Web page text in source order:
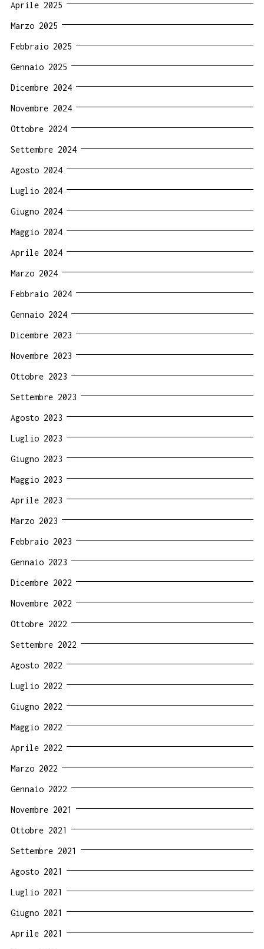
Aprile 2025
Marzo 2025
Febbraio 2025
Gennaio 2025
Dicembre 2024
Novembre 2024
Ottobre 2024
Settembre 2024
Agosto 2024
Luglio 2024
Giugno 2024
Maggio 2024
Aprile 2024
Marzo 2024
Febbraio 2024
Gennaio 2024
Dicembre 2023
Novembre 2023
Ottobre 2023
Settembre 2023
Agosto 2023
Luglio 2023
Giugno 2023
Maggio 2023
Aprile 2023
Marzo 2023
Febbraio 2023
Gennaio 2023
Dicembre 2022
Novembre 2022
Ottobre 2022
Settembre 2022
Agosto 2022
Luglio 2022
Giugno 2022
Maggio 2022
Aprile 2022
Marzo 2022
Gennaio 2022
Novembre 2021
Ottobre 2021
Settembre 2021
Agosto 2021
Luglio 2021
Giugno 2021
Aprile 2021